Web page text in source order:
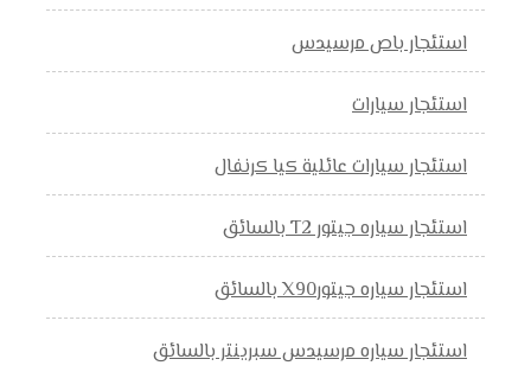
استئجار باص مرسيدس
استئجار سيارات
استئجار سيارات عائلية كيا كرنفال
استئجار سياره جيتور T2 بالسائق
استئجار سياره جيتورX90 بالسائق
استئجار سياره مرسيدس سبرينتر بالسائق